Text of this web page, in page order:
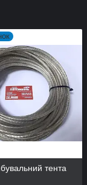
тента